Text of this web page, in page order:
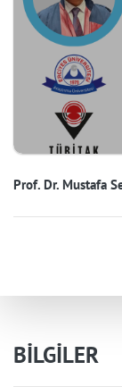
Prof. Dr. Mustafa
BİLGİLER